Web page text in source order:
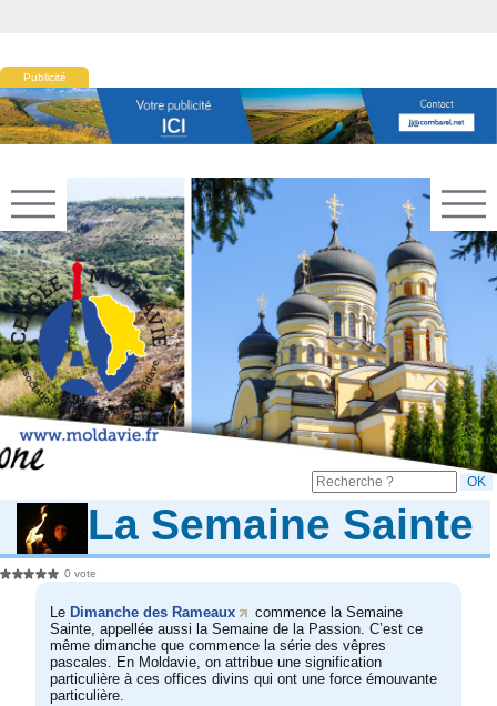
Publicité
La Semaine Sainte
0 vote
Le Dimanche des Rameaux
commence la Semaine
Sainte, appellée aussi la Semaine de la Passion. C’est ce
même dimanche que commence la série des vêpres
pascales. En Moldavie, on attribue une signification
particulière à ces offices divins qui ont une force émouvante
particulière.